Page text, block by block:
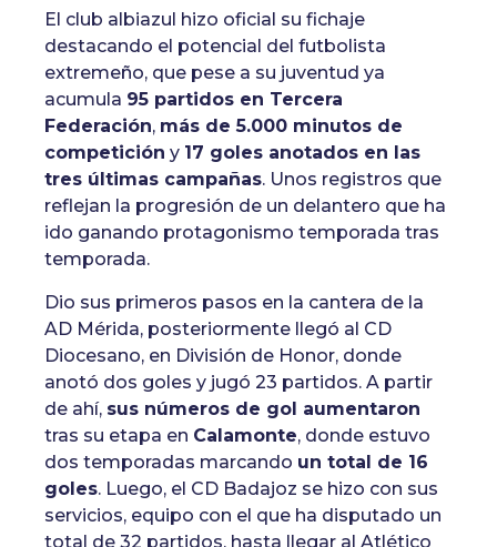
El club albiazul hizo oficial su fichaje
destacando el potencial del futbolista
extremeño, que pese a su juventud ya
acumula 95 partidos en Tercera
Federación, más de 5.000 minutos de
competición y 17 goles anotados en las
tres últimas campañas. Unos registros que
reflejan la progresión de un delantero que ha
ido ganando protagonismo temporada tras
temporada.
Dio sus primeros pasos en la cantera de la
AD Mérida, posteriormente llegó al CD
Diocesano, en División de Honor, donde
anotó dos goles y jugó 23 partidos. A partir
de ahí, sus números de gol aumentaron
tras su etapa en Calamonte, donde estuvo
dos temporadas marcando un total de 16
goles. Luego, el CD Badajoz se hizo con sus
servicios, equipo con el que ha disputado un
total de 32 partidos, hasta llegar al Atlético